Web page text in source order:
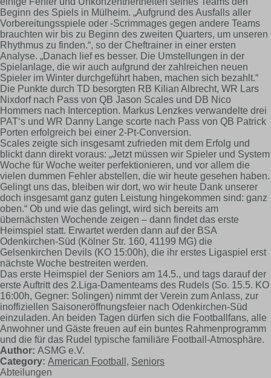
Beginn des Spiels in Mülheim. „Aufgrund des Ausfalls aller
Vorbereitungsspiele oder -Scrimmages gegen andere Teams
brauchten wir bis zu Beginn des zweiten Quarters, um unseren
Rhythmus zu finden.“, so der Cheftrainer in einer ersten
Analyse. „Danach lief es besser. Die Umstellungen in der
Spielanlage, die wir auch aufgrund der zahlreichen neuen
Spieler im Winter durchgeführt haben, machen sich bezahlt.“
Die Punkte durch TD besorgten RB Kilian Albrecht, WR Lars
Nixdorf nach Pass von QB Jason Scales und DB Nico
Hommers nach Interception. Markus Lenzkes verwandelte drei
PAT‘s und WR Danny Lange scorte nach Pass von QB Patrick
Porten erfolgreich bei einer 2-Pt-Conversion.
Scales zeigte sich insgesamt zufrieden mit dem Erfolg und
blickt dann direkt voraus: „Jetzt müssen wir Spieler und System
Woche für Woche weiter perfektionieren, und vor allem die
vielen dummen Fehler abstellen, die wir heute gesehen haben.
Gelingt uns das, bleiben wir dort, wo wir heute Dank unserer
doch insgesamt ganz guten Leistung hingekommen sind: ganz
oben.“ Ob und wie das gelingt, wird sich bereits am
übernächsten Wochende zeigen – dann findet das erste
Heimspiel statt. Erwartet werden dann auf der BSA
Odenkirchen-Süd (Kölner Str. 160, 41199 MG) die
Gelsenkirchen Devils (KO 15:00h), die ihr erstes Ligaspiel erst
nächste Woche bestreiten werden.
Das erste Heimspiel der Seniors am 14.5., und tags darauf der
erste Auftritt des 2.Liga-Damenteams des Rudels (So. 15.5. KO
16:00h, Gegner: Solingen) nimmt der Verein zum Anlass, zur
inoffiziellen Saisoneröffnungsfeier nach Odenkirchen-Süd
einzuladen. An beiden Tagen dürfen sich die Footballfans, alle
Anwohner und Gäste freuen auf ein buntes Rahmenprogramm
und die für das Rudel typische familiäre Football-Atmosphäre.
Author: ASMG e.V.
Category: American Football , Seniors
Abteilungen